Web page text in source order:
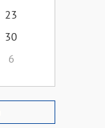
23
30
6